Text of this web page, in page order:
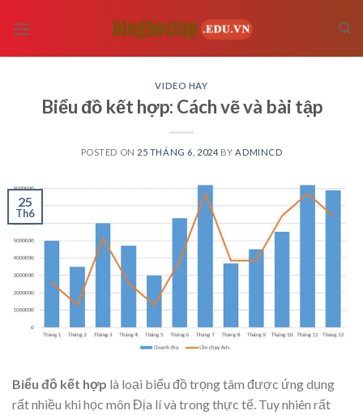
VIDEO HAY
Biểu đồ kết hợp: Cách vẽ và bài tập
POSTED ON 25 THÁNG 6, 2024 BY ADMINCD
25
Th6
Biểu đồ kết hợp là loại biểu đồ trọng tâm được ứng dụng
rất nhiều khi học môn Địa lí và trong thực tế. Tuy nhiên rất